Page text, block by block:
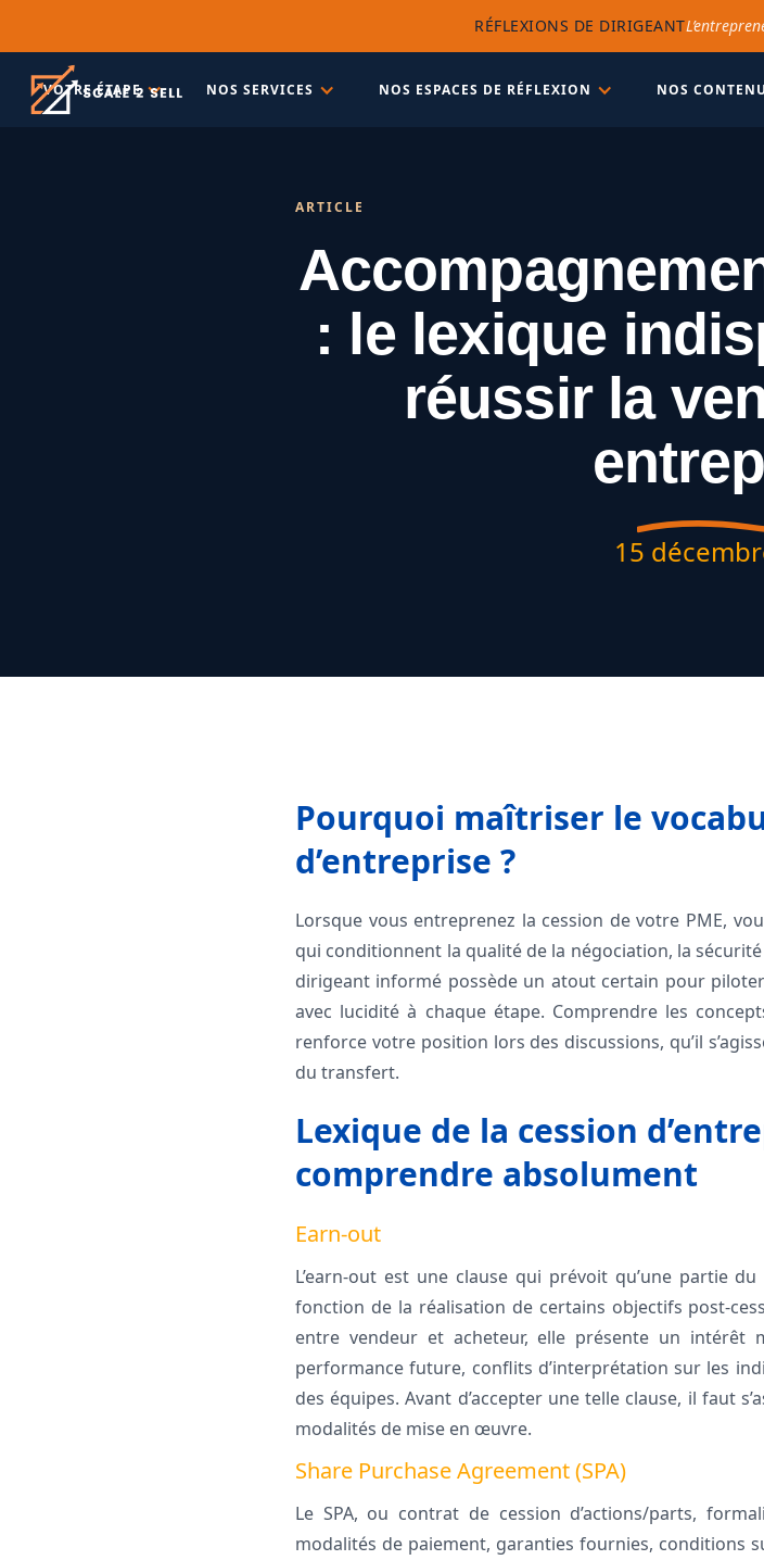
RÉFLEXIONS DE DIRIGEANT
VOTRE ÉTAPE NOS SERVICES NOS ESPACES DE RÉFLEXION NOS
ARTICLE
: le lexique
réussir la
15
Pourquoi maîtriser le
d’entreprise ?
Lorsque vous entreprenez la cession de votre PME,
qui conditionnent la qualité de la négociation, la
dirigeant informé possède un atout certain pour
avec lucidité à chaque étape. Comprendre les
renforce votre position lors des discussions, qu’il
du transfert.
Lexique de la cession
comprendre absolument
Earn-out
L’earn-out est une clause qui prévoit qu’une partie
fonction de la réalisation de certains objectifs post-
entre vendeur et acheteur, elle présente un intérêt
performance future, conflits d’interprétation sur les
des équipes. Avant d’accepter une telle clause, il faut
modalités de mise en œuvre.
Share Purchase Agreement (SPA)
Le SPA, ou contrat de cession d’actions/parts,
modalités de paiement, garanties fournies, conditions